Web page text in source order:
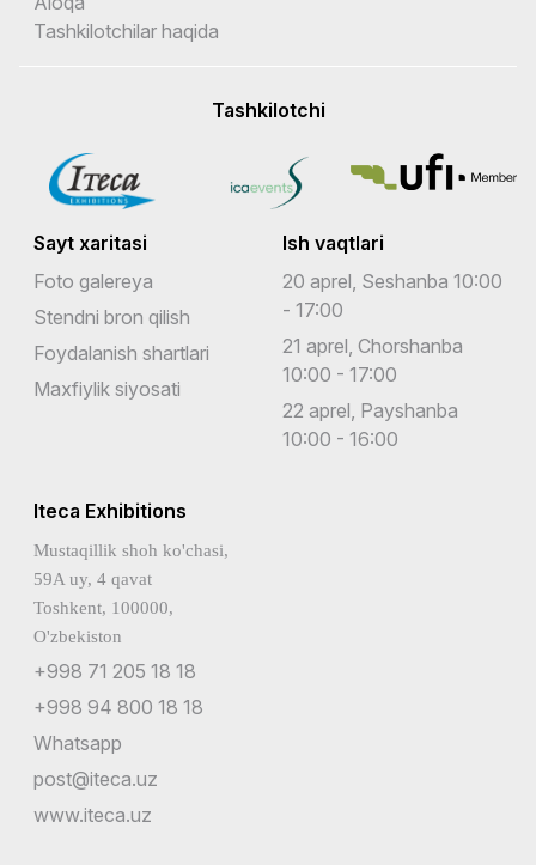
Tashkilotchilar haqida
Tashkilotchi
Sayt xaritasi
Foto galereya
Stendni bron qilish
Foydalanish shartlari
Maxfiylik siyosati
Ish vaqtlari
20 aprel, Seshanba 10:00
- 17:00
21 aprel, Chorshanba
10:00 - 17:00
22 aprel, Payshanba
10:00 - 16:00
Iteca Exhibitions
Mustaqillik shoh ko'chasi,
59A uy, 4 qavat
Toshkent, 100000,
O'zbekiston
+998 71 205 18 18
+998 94 800 18 18
Whatsapp
post@iteca.uz
www.iteca.uz